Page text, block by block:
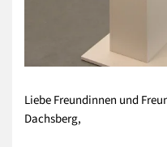
Liebe Freundinnen und
Dachsberg,